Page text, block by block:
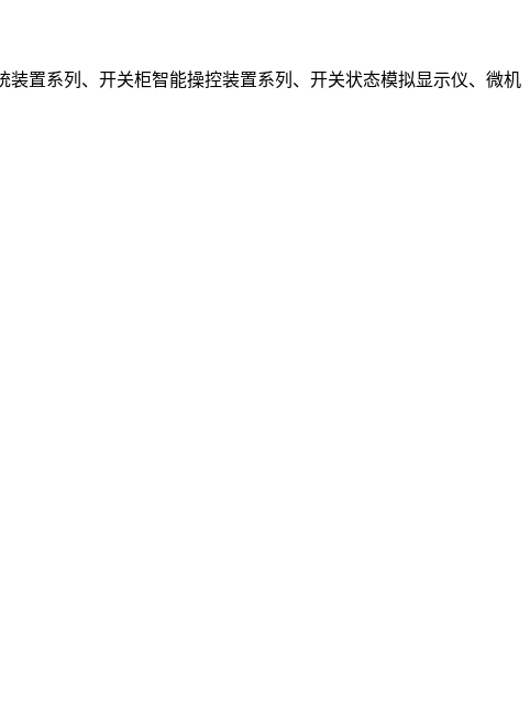
置系列、开关柜智能操控装置系列、开关状态模拟显示仪、微机